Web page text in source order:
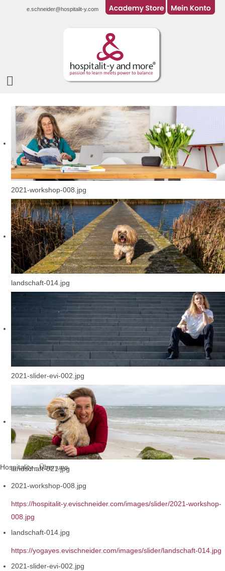
e.schneider@hospitalit-y.com
2021-workshop-008.jpg
landschaft-014.jpg
2021-slider-evi-002.jpg
landschaft-021.jpg
Hospitality - Über uns
2021-workshop-008.jpg
https://hospitalit-y.evischneider.com/images/slider/2021-workshop-
008.jpg
landschaft-014.jpg
https://yogayes.evischneider.com/images/slider/landschaft-014.jpg
2021-slider-evi-002.jpg